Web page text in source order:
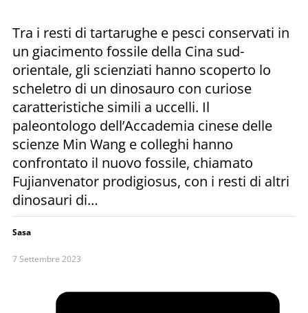
Tra i resti di tartarughe e pesci conservati in
un giacimento fossile della Cina sud-
orientale, gli scienziati hanno scoperto lo
scheletro di un dinosauro con curiose
caratteristiche simili a uccelli. Il
paleontologo dell’Accademia cinese delle
scienze Min Wang e colleghi hanno
confrontato il nuovo fossile, chiamato
Fujianvenator prodigiosus, con i resti di altri
dinosauri di…
Sasa
7 Settembre 2023